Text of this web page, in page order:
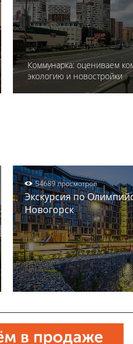
Коммунарка: оцениваем
экологию и новостройки
54689 просмотров
Экскурсия по
Новогорск